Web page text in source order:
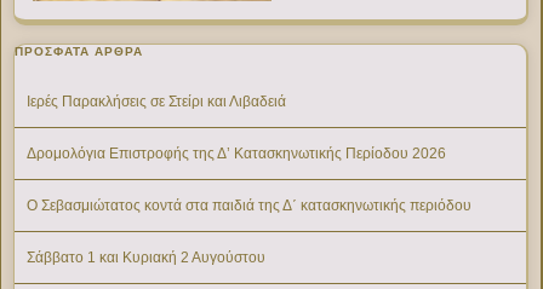
ΠΡΌΣΦΑΤΑ ΆΡΘΡΑ
Ιερές Παρακλήσεις σε Στείρι και Λιβαδειά
Δρομολόγια Επιστροφής της Δ’ Κατασκηνωτικής Περίοδου 2026
Ο Σεβασμιώτατος κοντά στα παιδιά της Δ΄ κατασκηνωτικής περιόδου
Σάββατο 1 και Κυριακή 2 Αυγούστου